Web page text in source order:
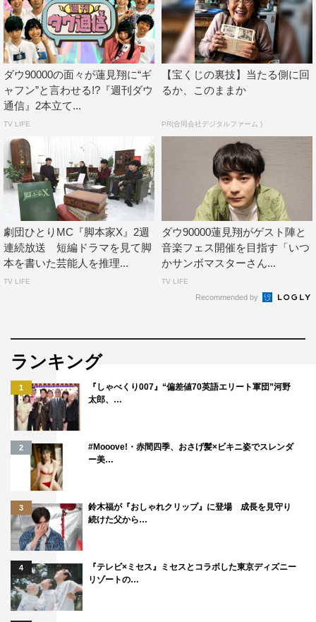
と頼もしさのおかげで楽しく終えることができました。初
めての現場がこの作品で本当に良かったです。
勝村政信 コメント
西田敏行さんから『ダウ9、かなり気になる存在だった。
ダウ9、YouTubeでチェックしてるぞ！ 俺はファンだ
ぞ！』と連絡が来ました。まずい。荷が重いかも。だが、
ダウ9の見事なアンサンブルが、部外者の私を優しく包ん
でくれる。8人なのに、9まん。この素晴らしい若者たちプ
ラス私。ちょうど9人。なんだか行けそうな気がする～の
は、私だけだな。
プロデュース 宮﨑暖（フジテレビ ドラマ・映画
制作部）コメント
線をはりながら最後には全て回収する主宰・蓮見さんの構
成力に心酔しておりました。そして今回、この大好きな男
女8人組の企画が実現したこと、大興奮しております。さ
らに、ここにベテランの勝村政信さんが良い意味での異物
として、物語に深みを出してくださいました。
『ダウ90000 深夜1時の内風呂で』は、蓮見さんが今回の
ために書き下ろしたオリジナルストーリーで初冠ドラマで
す。蓮見さんが前々から題材として扱いたかった旅館を舞
台に、ダウ90000の面白さが画面で爆発していますので、
地上波で、そして放送でご覧になれない方はぜひ、TVerや
FODでご覧いただけたらうれしいです。
番組情報
ダウ90000の面々が蓮見翔に“ギ
ャフン”と言わせる!?『週刊ダウ
通信』2本立て...
TV LIFE
【宝くじの裏技】当たる側に回
るか、このままか
PR(合同会社デジタルファーム )
劇団ひとりMC『脚本家X』2週
連続放送 短編ドラマを見て脚
本を書いた芸能人を推理...
TV LIFE
ダウ90000蓮見翔がゲスト陣と
音楽フェス開催を目指す「いつ
かサンボマスターさん...
TV LIFE
Recommended by
ランキング
1
『しゃべくり007』“偏差値70英語エリート軍団”河野
太郎、…
2
#Mooove!・赤間四季、おさげ髪×ビキニ姿でスレンダ
ー美…
3
鈴木福が『おしゃれクリップ』に登場 成長を見守り
続けた父から…
4
『テレビ×ミセス』ミセスとコラボした東京ディズニー
リゾートの…